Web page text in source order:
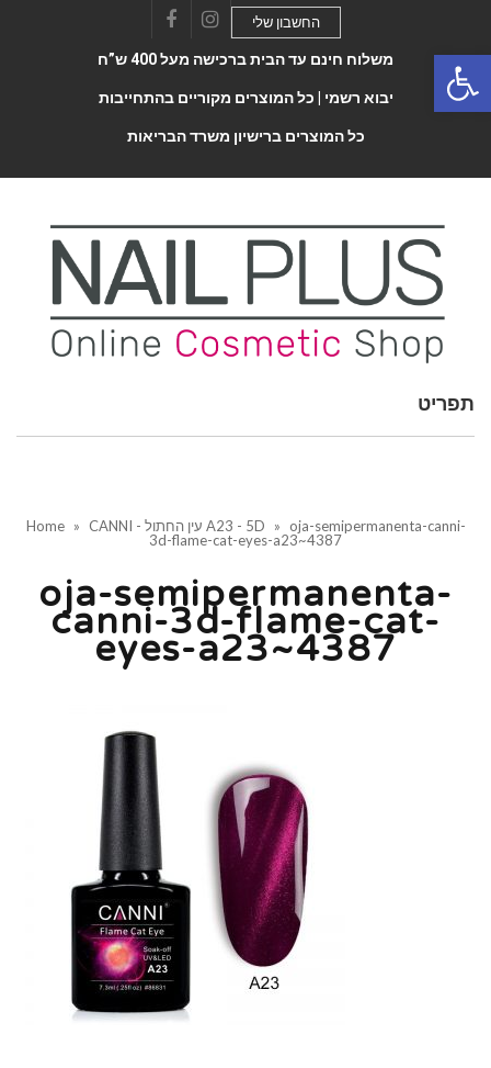
FacebookInstagram
החשבון שלי
משלוח חינם עד הבית ברכישה מעל 400 ש”ח
יבוא רשמי | כל המוצרים מקוריים בהתחייבות
כל המוצרים ברישיון משרד הבריאות
Toggle
תפריט
Home » CANNI - עין החתול A23 - 5D »
oja-semipermanenta-canni-
3d-flame-cat-eyes-a23~4387
oja-semipermanenta-
canni-3d-flame-cat-
eyes-a23~4387